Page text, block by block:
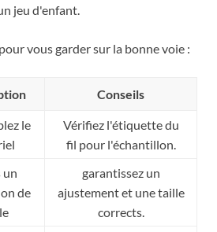
jeu d'enfant.
vous garder sur la bonne voie :
Conseils
le
Vérifiez l'étiquette du
fil pour l'échantillon.
un
de
garantissez un
ajustement et une taille
corrects.